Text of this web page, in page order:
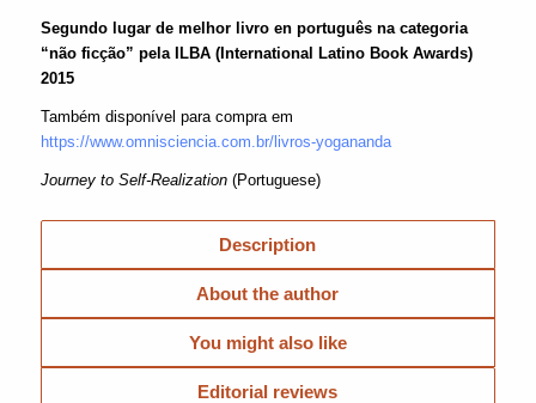
Segundo lugar de melhor livro en português na categoria
“não ficção” pela ILBA (International Latino Book Awards)
2015
Também disponível para compra em
https://www.omnisciencia.com.br/livros-yogananda
Journey to Self-Realization(Portuguese)
Description
About the author
You might also like
Editorial reviews